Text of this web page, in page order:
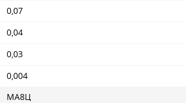
0,07
0,04
0,03
0,004
МА8Ц